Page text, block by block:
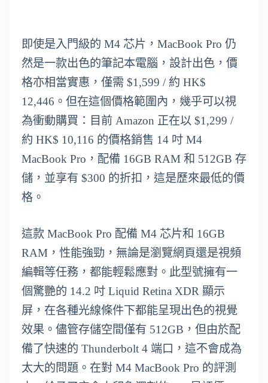
即使是入門級的 M4 芯片，MacBook Pro 仍
然是一款出色的筆記本電腦，設計出色，價
格亦相當實惠，僅需 $1,599 / 約 HK$
12,446。但在這個價格範圍內，幾乎可以視
為衝動購買：目前 Amazon 正在以 $1,299 /
約 HK$ 10,116 的價格銷售 14 吋 M4
MacBook Pro，配備 16GB RAM 和 512GB 存
儲，並享有 $300 的折扣，這是歷來最低的價
格。
這款 MacBook Pro 配備 M4 芯片和 16GB
RAM，性能強勁，無論是瀏覽網頁還是視頻
編輯等任務，都能輕鬆應對。此型號擁有一
個驚艷的 14.2 吋 Liquid Retina XDR 顯示
屏，在各種光線條件下都能呈現出色的視覺
效果。儘管存儲空間僅有 512GB，但由於配
備了快速的 Thunderbolt 4 端口，這不會成為
太大的問題。在對 M4 MacBook Pro 的評測